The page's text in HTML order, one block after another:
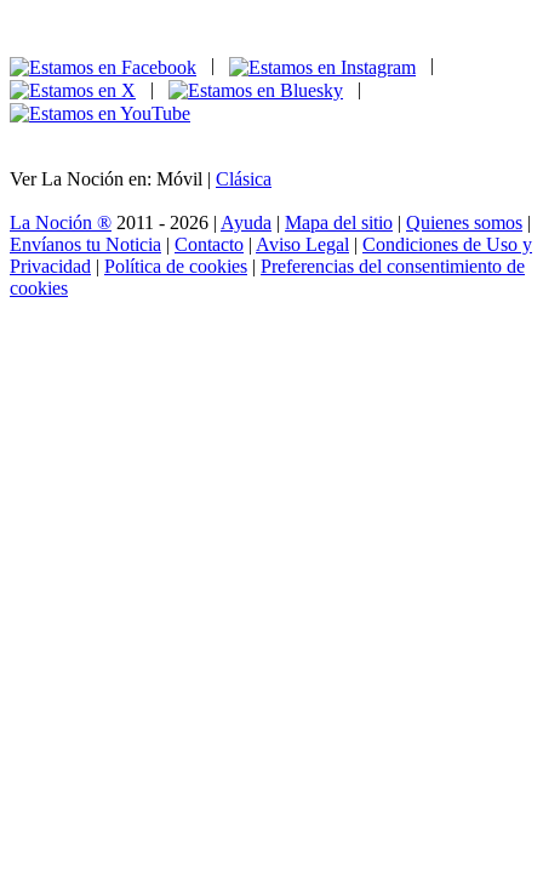
|
|
Ver La Noción en: Móvil | Clásica
La Noción ® 2011 - 2026 | Ayuda | Mapa del sitio | Quienes somos |
Envíanos tu Noticia | Contacto | Aviso Legal | Condiciones de Uso y
Privacidad | Política de cookies | Preferencias del consentimiento de
cookies